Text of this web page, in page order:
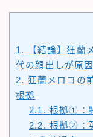
1.
【結論】狂蘭
代の顔出しが原
2. 狂蘭メロコの
根拠
2.1. 根拠①：
2.2. 根拠②：